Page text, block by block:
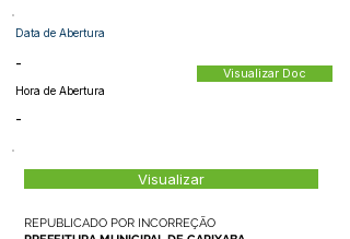
Data de Abertura
-
Hora de Abertura
Visualizar Doc
-
Visualizar
REPUBLICADO POR INCORREÇÃO